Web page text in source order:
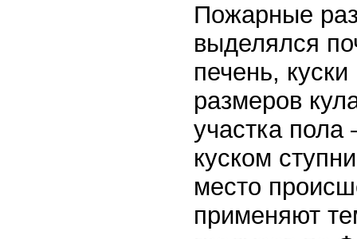
Пожарные
выделялся
печень,
размеров
участка
куском
место
применяют